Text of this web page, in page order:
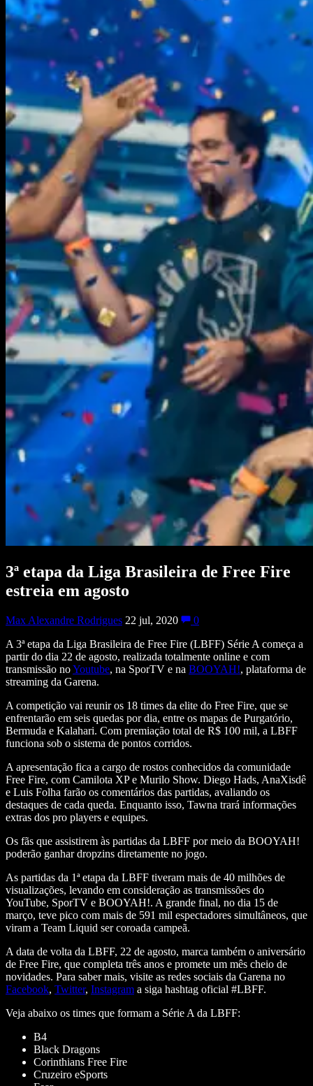
3ª etapa da Liga Brasileira de Free Fire
estreia em agosto
Max Alexandre Rodrigues 22 jul, 2020
0
A 3ª etapa da Liga Brasileira de Free Fire (LBFF) Série A começa a
partir do dia 22 de agosto, realizada totalmente online e com
transmissão noYoutube, na SporTV e na BOOYAH!, plataforma de
streaming da Garena.
A competição vai reunir os 18 times da elite do Free Fire, que se
enfrentarão em seis quedas por dia, entre os mapas de Purgatório,
Bermuda e Kalahari. Com premiação total de R$ 100 mil, a LBFF
funciona sob o sistema de pontos corridos.
A apresentação fica a cargo de rostos conhecidos da comunidade
Free Fire, com Camilota XP e Murilo Show. Diego Hads, AnaXisdê
e Luis Folha farão os comentários das partidas, avaliando os
destaques de cada queda. Enquanto isso, Tawna trará informações
extras dos pro players e equipes.
Os fãs que assistirem às partidas da LBFF por meio da BOOYAH!
poderão ganhar dropzins diretamente no jogo.
As partidas da 1ª etapa da LBFF tiveram mais de 40 milhões de
visualizações, levando em consideração as transmissões do
YouTube, SporTV e BOOYAH!. A grande final, no dia 15 de
março, teve pico com mais de 591 mil espectadores simultâneos, que
viram a Team Liquid ser coroada campeã.
A data de volta da LBFF, 22 de agosto, marca também o aniversário
de Free Fire, que completa três anos e promete um mês cheio de
novidades. Para saber mais, visite as redes sociais da Garena no
Facebook, Twitter, Instagram a siga hashtag oficial #LBFF.
Veja abaixo os times que formam a Série A da LBFF:
B4
Black Dragons
Corinthians Free Fire
Cruzeiro eSports